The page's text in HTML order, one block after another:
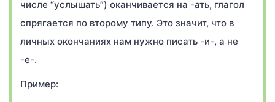
числе “услышать”) оканчивается на -ать, глагол
спрягается по второму типу. Это значит, что в
личных окончаниях нам нужно писать -и-, а не
-е-.
Пример: